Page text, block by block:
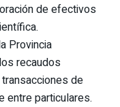
de efectivos
Provincia
recaudos
de
entre particulares.